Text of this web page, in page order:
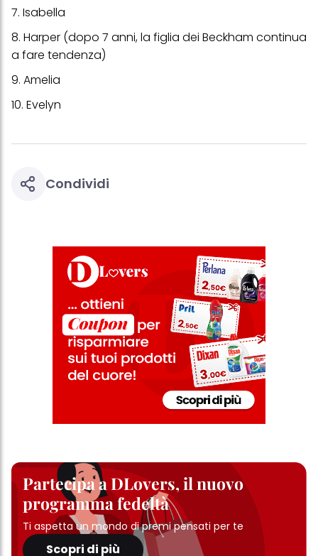
7. Isabella
8. Harper (dopo 7 anni, la figlia dei Beckham continua
a fare tendenza)
9. Amelia
10. Evelyn
Condividi
Partecipa a DLovers, il nuovo
programma fedeltà
Ti aspetta un mondo di premi pensati per te
Scopri di più